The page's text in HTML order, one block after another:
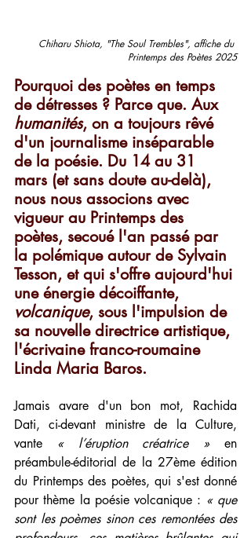
Chiharu Shiota, "The Soul Trembles", affiche du
Printemps des Poètes 2025
Pourquoi des poètes en temps
de détresses ? Parce que. Aux
humanités, on a toujours rêvé
d'un journalisme inséparable
de la poésie. Du 14 au 31
mars (et sans doute au-delà),
nous nous associons avec
vigueur au Printemps des
poètes, secoué l'an passé par
la polémique autour de Sylvain
Tesson, et qui s'offre aujourd'hui
une énergie décoiffante,
volcanique, sous l'impulsion de
sa nouvelle directrice artistique,
l'écrivaine franco-roumaine
Linda Maria Baros.
Jamais avare d'un bon mot, Rachida
Dati, ci-devant ministre de la Culture,
vante « l’éruption créatrice » en
préambule-éditorial de la 27ème édition
du Printemps des poètes, qui s'est donné
pour thème la poésie volcanique : « que
sont les poèmes sinon ces remontées des